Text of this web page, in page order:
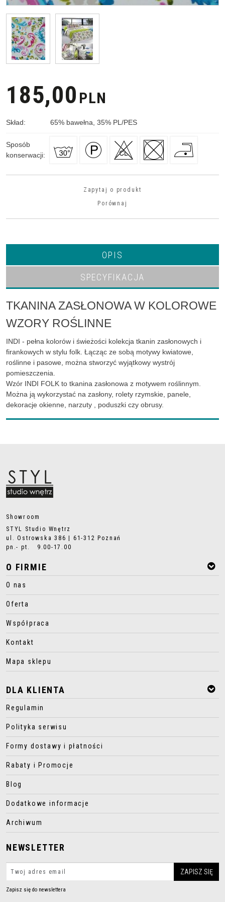
185,00 PLN
Skład: 65% bawełna, 35% PL/PES
Sposób
konserwacji:
Zapytaj o produkt
Porównaj
OPIS
SPECYFIKACJA
TKANINA ZASŁONOWA W KOLOROWE
WZORY ROŚLINNE
INDI - pełna kolorów i świeżości kolekcja tkanin zasłonowych i
firankowych w stylu folk. Łącząc ze sobą motywy kwiatowe,
roślinne i pasowe, można stworzyć wyjątkowy wystrój
pomieszczenia.
Wzór INDI FOLK to tkanina zasłonowa z motywem roślinnym.
Można ją wykorzystać na zasłony, rolety rzymskie, panele,
dekoracje okienne, narzuty , poduszki czy obrusy.
Showroom
STYL Studio Wnętrz
ul. Ostrowska 386 | 61-312 Poznań
pn.- pt. 9.00-17.00
O FIRMIE
O nas
Oferta
Współpraca
Kontakt
Mapa sklepu
DLA KLIENTA
Regulamin
Polityka serwisu
Formy dostawy i płatności
Rabaty i Promocje
Blog
Dodatkowe informacje
Archiwum
NEWSLETTER
Zapisz się do newslettera